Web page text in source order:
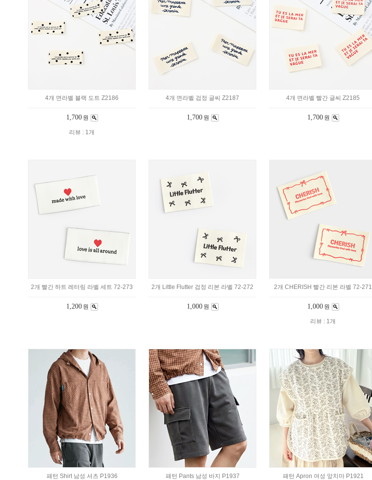
4개 면라벨 블랙 도트 Z2186
1,700 원
리뷰 : 1개
4개 면라벨 검정 글씨 Z2187
1,700 원
4개 면라벨 빨간 글씨 Z2185
1,700 원
2개 빨간 하트 레터링 라벨 세트 72-273
1,200 원
2개 Little Flutter 검정 리본 라벨 72-272
1,000 원
2개 CHERISH 빨간 리본 라벨 72-271
1,000 원
리뷰 : 1개
패턴 Shirt 남성 셔츠 P1936 패턴 Pants 남성 바지 P1937 패턴 Apron 여성 앞치마 P1921